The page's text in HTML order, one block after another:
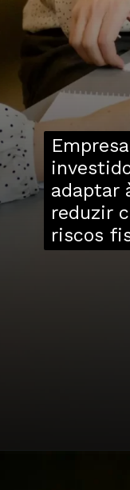
adaptar
reduzir
riscos